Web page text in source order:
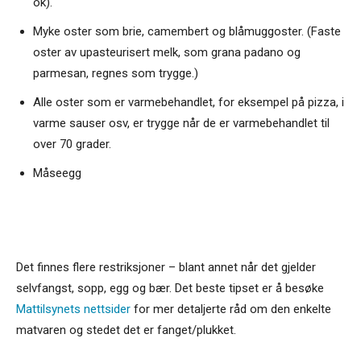
Myke oster som brie, camembert og blåmuggoster. (Faste
oster av upasteurisert melk, som grana padano og
parmesan, regnes som trygge.)
Alle oster som er varmebehandlet, for eksempel på pizza, i
varme sauser osv, er trygge når de er varmebehandlet til
over 70 grader.
Måseegg
Det finnes flere restriksjoner – blant annet når det gjelder
selvfangst, sopp, egg og bær. Det beste tipset er å besøke
Mattilsynets nettsider for mer detaljerte råd om den enkelte
matvaren og stedet det er fanget/plukket.